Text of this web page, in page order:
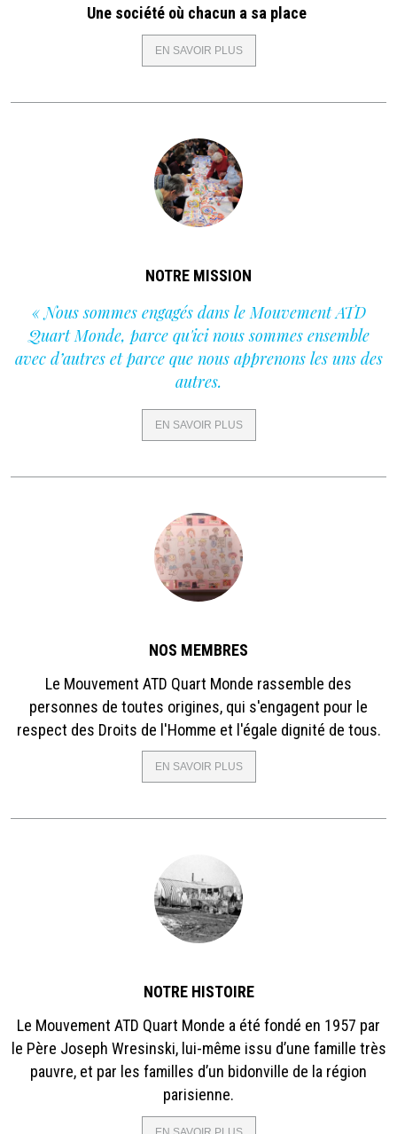
Une société où chacun a sa place
EN SAVOIR PLUSSUR
NOTRE MISSION
« Nous sommes engagés dans le Mouvement ATD
Quart Monde, parce qu'ici nous sommes ensemble
avec d’autres et parce que nous apprenons les uns des
autres.
EN SAVOIR PLUSSUR
NOS MEMBRES
Le Mouvement ATD Quart Monde rassemble des
personnes de toutes origines, qui s'engagent pour le
respect des Droits de l'Homme et l'égale dignité de tous.
EN SAVOIR PLUSSUR
NOS
NOTRE HISTOIRE
Le Mouvement ATD Quart Monde a été fondé en 1957 par
le Père Joseph Wresinski, lui-même issu d’une famille très
pauvre, et par les familles d’un bidonville de la région
parisienne.